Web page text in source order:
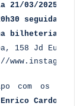
03/2025
seguida de
bilheteria com
158 Jd Europa
com os
Enrico